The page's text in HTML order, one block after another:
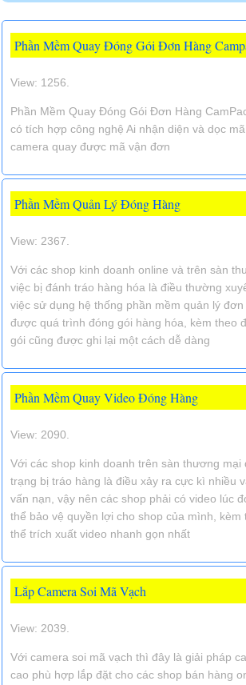
Phần Mềm Quay Đóng Gói Đơn Hàng
View: 1256.
Phần Mềm Quay Đóng Gói Đơn Hàng
có tích hợp công nghệ Ai nhận diện và dọc
camera quay được mã vận đơn
Phần Mềm Quản Lý Đóng Hàng
View: 2367.
Với các shop kinh doanh online và trên sàn
việc bị đánh tráo hàng hóa là điều thường
việc sử dụng hệ thống phần mềm quản lý
được quá trình đóng gói hàng hóa, kèm theo
gói cũng được ghi lại một cách dễ dàng
Phần Mềm Quay Video Đóng Hàng
View: 2090.
Với các shop kinh doanh trên sàn thương mại
trạng bị tráo hàng là điều xảy ra cực kì nhiều
vấn nạn, vậy nên các shop phải có video lúc
thể bảo vệ quyền lợi cho shop của mình, kèm
thể trích xuất video nhanh gọn nhất
Lắp Camera Soi Mã Vạch
View: 2039.
Với camera soi mã vạch thì đây là giải pháp
cao phù hợp lắp đặt cho các shop bán hàng